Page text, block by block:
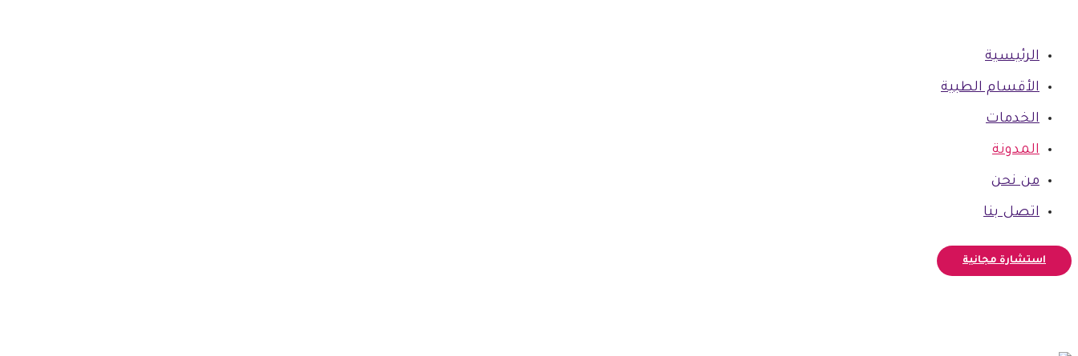
الرئيسية
الأقسام الطبية
الخدمات
المدونة
من نحن
اتصل بنا
استشارة مجانية